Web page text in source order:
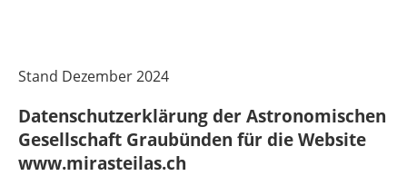
Stand Dezember 2024
Datenschutzerklärung der Astronomischen
Gesellschaft Graubünden für die Website
www.mirasteilas.ch